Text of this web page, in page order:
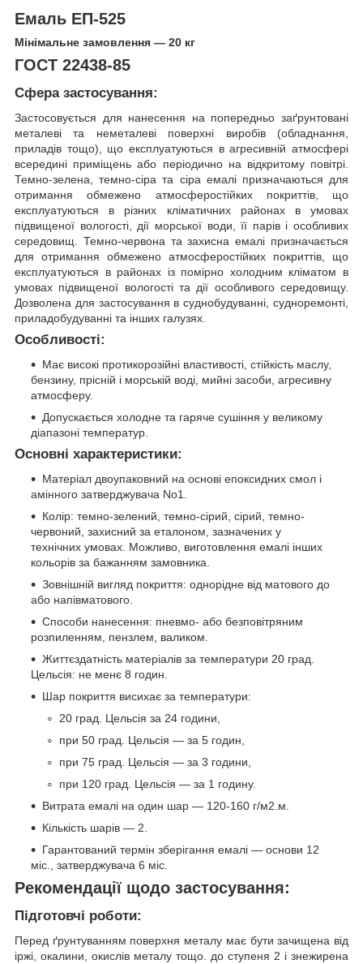
Емаль ЕП-525
Мінімальне замовлення — 20 кг
ГОСТ 22438-85
Сфера застосування:
Застосовується для нанесення на попередньо заґрунтовані
металеві та неметалеві поверхні виробів (обладнання,
приладів тощо), що експлуатуються в агресивній атмосфері
всередині приміщень або періодично на відкритому повітрі.
Темно-зелена, темно-сіра та сіра емалі призначаються для
отримання обмежено атмосферостійких покриттів, що
експлуатуються в різних кліматичних районах в умовах
підвищеної вологості, дії морської води, її парів і особливих
середовищ. Темно-червона та захисна емалі призначається
для отримання обмежено атмосферостійких покриттів, що
експлуатуються в районах із помірно холодним кліматом в
умовах підвищеної вологості та дії особливого середовищу.
Дозволена для застосування в суднобудуванні, судноремонті,
приладобудуванні та інших галузях.
Особливості:
Має високі протикорозійні властивості, стійкість маслу,
бензину, прісній і морській воді, мийні засоби, агресивну
атмосферу.
Допускається холодне та гаряче сушіння у великому
діапазоні температур.
Основні характеристики:
Матеріал двоупаковний на основі епоксидних смол і
амінного затверджувача No1.
Колір: темно-зелений, темно-сірий, сірий, темно-
червоний, захисний за еталоном, зазначених у
технічних умовах. Можливо, виготовлення емалі інших
кольорів за бажанням замовника.
Зовнішній вигляд покриття: однорідне від матового до
або напівматового.
Способи нанесення: пневмо- або безповітряним
розпиленням, пензлем, валиком.
Життєздатність матеріалів за температури 20 град.
Цельсія: не менє 8 годин.
Шар покриття висихає за температури:
20 град. Цельсія за 24 години,
при 50 град. Цельсія — за 5 годин,
при 75 град. Цельсія — за 3 години,
при 120 град. Цельсія — за 1 годину.
Витрата емалі на один шар — 120-160 г/м2.м.
Кількість шарів — 2.
Гарантований термін зберігання емалі — основи 12
міс., затверджувача 6 міс.
Рекомендації щодо застосування:
Підготовчі роботи:
Перед ґрунтуванням поверхня металу має бути зачищена від
іржі, окалини, окислів металу тощо. до ступеня 2 і знежирена